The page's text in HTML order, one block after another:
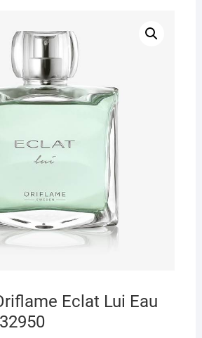
Eclat Lui Eau